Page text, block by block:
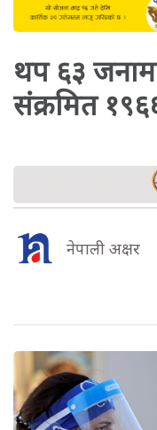
थप ६३
संक्रमित
नेपाली अक्षर